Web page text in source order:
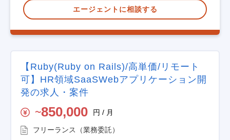
エージェントに相談する
【Ruby(Ruby on Rails)/高単価/リモート
可】HR領域SaaSWebアプリケーション開
発の求人・案件
〜850,000 円 / 月
フリーランス（業務委託）